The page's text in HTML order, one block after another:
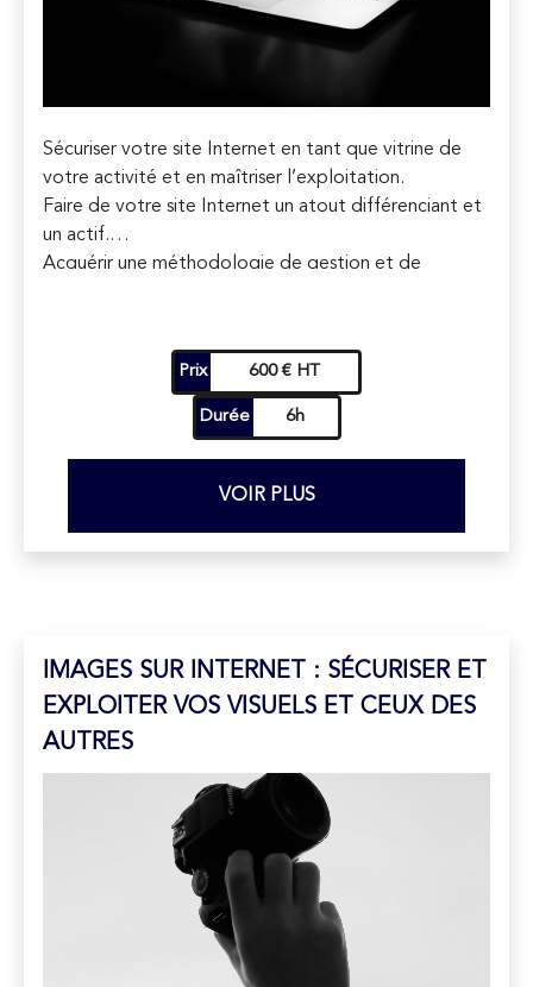
Sécuriser votre site Internet en tant que vitrine de
votre activité et en maîtriser l’exploitation.
Faire de votre site Internet un atout différenciant et
un actif.
Acquérir une méthodologie de gestion et de
de protection des données.
Prix 600 € HT
Durée 6h
VOIR PLUS
IMAGES SUR INTERNET : SÉCURISER ET
EXPLOITER VOS VISUELS ET CEUX DES
AUTRES